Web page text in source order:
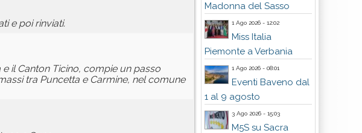
e poi rinviati.
il Canton Ticino, compie un passo
tra Puncetta e Carmine, nel comune
Madonna del Sasso
1 Ago 2026 - 12:02
Miss Italia
Piemonte a Verbania
1 Ago 2026 - 08:01
Eventi Baveno dal
1 al 9 agosto
3 Ago 2026 - 15:03
M5S su Sacra